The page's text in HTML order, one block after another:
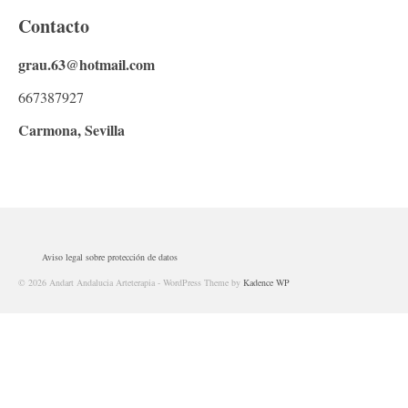
Ser Andart
NOTICIAS
Contacto
grau.63@hotmail.com
667387927
Carmona, Sevilla
Aviso legal sobre protección de datos
© 2026 Andart Andalucia Arteterapia - WordPress Theme by Kadence WP